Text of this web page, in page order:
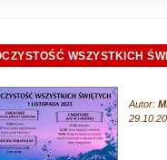
WSZYSTKICH
Autor: